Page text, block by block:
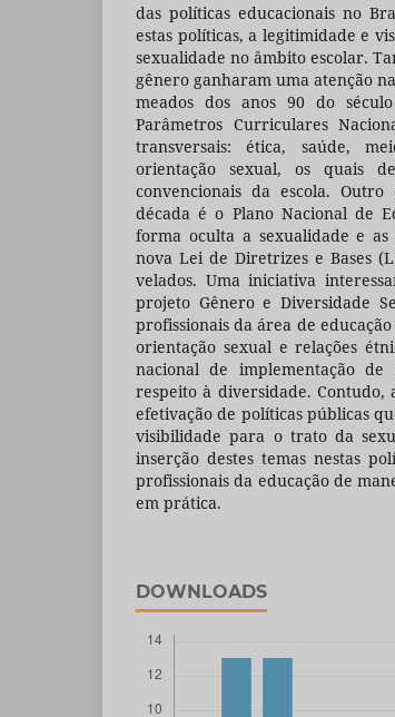
das políticas educacionais no
estas políticas, a legitimidade e
sexualidade no âmbito escolar.
gênero ganharam uma atenção
meados dos anos 90 do
Parâmetros Curriculares
transversais: ética, saúde,
orientação sexual, os quais
convencionais da escola. Outro
década é o Plano Nacional de
forma oculta a sexualidade e
nova Lei de Diretrizes e Bases
velados. Uma iniciativa
projeto Gênero e Diversidade
profissionais da área de
orientação sexual e relações
nacional de implementação
respeito à diversidade.
efetivação de políticas públicas
visibilidade para o trato da
inserção destes temas nestas
profissionais da educação de
em prática.
DOWNLOADS